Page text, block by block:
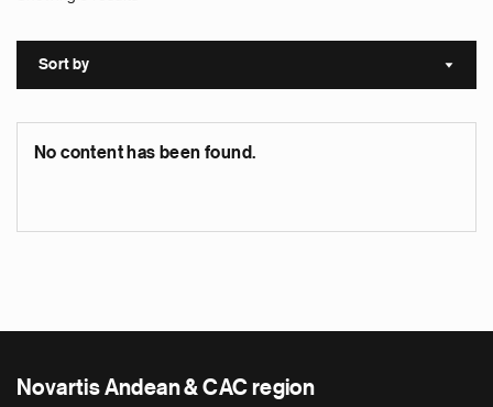
Sort by Sort
No content has been found.
Novartis Andean & CAC region